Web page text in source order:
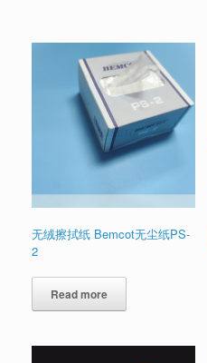
无绒擦拭纸 Bemcot无尘纸PS-
2
Read more